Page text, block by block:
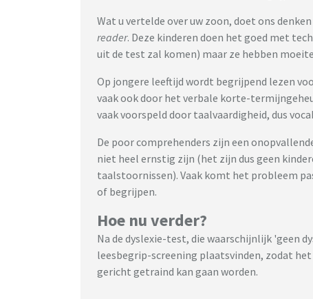
Wat u vertelde over uw zoon, doet ons denken
reader. Deze kinderen doen het goed met
uit de test zal komen) maar ze hebben
Op jongere leeftijd wordt begrijpend lezen
vaak ook door het verbale korte-
vaak voorspeld door taalvaardigheid, dus
De poor comprehenders zijn een
niet heel ernstig zijn (het zijn dus geen
taalstoornissen). Vaak komt het probleem
of begrijpen.
Hoe nu verder?
Na de dyslexie-test, die waarschijnlijk 'geen
leesbegrip-screening plaatsvinden, zodat
gericht getraind kan gaan worden.